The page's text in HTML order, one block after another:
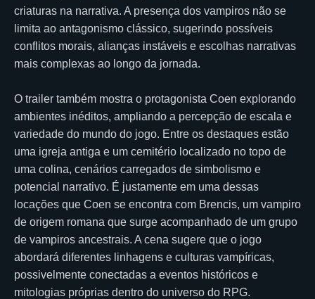
criaturas na narrativa. A presença dos vampiros não se
limita ao antagonismo clássico, sugerindo possíveis
conflitos morais, alianças instáveis e escolhas narrativas
mais complexas ao longo da jornada.
O trailer também mostra o protagonista Coen explorando
ambientes inéditos, ampliando a percepção de escala e
variedade do mundo do jogo. Entre os destaques estão
uma igreja antiga e um cemitério localizado no topo de
uma colina, cenários carregados de simbolismo e
potencial narrativo. É justamente em uma dessas
locações que Coen se encontra com Brencis, um vampiro
de origem romana que surge acompanhado de um grupo
de vampiros ancestrais. A cena sugere que o jogo
abordará diferentes linhagens e culturas vampíricas,
possivelmente conectadas a eventos históricos e
mitologias próprias dentro do universo do RPG.